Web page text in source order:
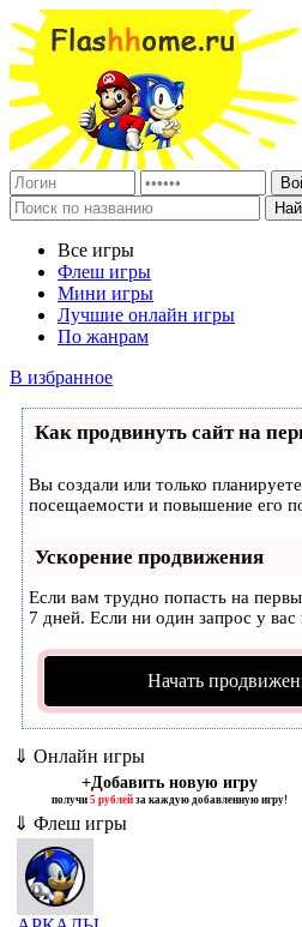
Все игры
Флеш игры
Мини игры
Лучшие онлайн игры
По жанрам
В избранное
Как продвинуть сайт на
Вы создали или только
посещаемости и повышение его
Ускорение продвижения
Если вам трудно попасть на
7 дней. Если ни один запрос у
Начать
⇓ Онлайн игры
+Добавить новую игру
получи 5 рублейза каждую добавленную игру!
⇓ Флеш игры